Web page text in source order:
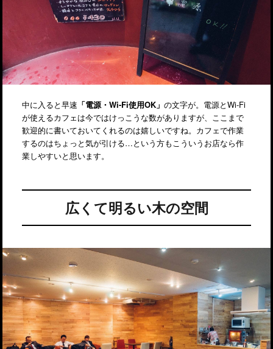
中に入ると早速 「電源・Wi-Fi使用OK」 の文字が。電源とWi-Fi
が使えるカフェは今ではけっこうな数がありますが、ここまで
歓迎的に書いておいてくれるのは嬉しいですね。カフェで作業
するのはちょっと気が引ける…という方もこういうお店なら作
業しやすいと思います。
広くて明るい木の空間